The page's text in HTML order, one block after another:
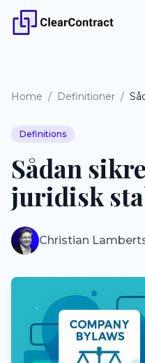
Home / Definitioner /
Definitions
Sådan
juridisk
Christian